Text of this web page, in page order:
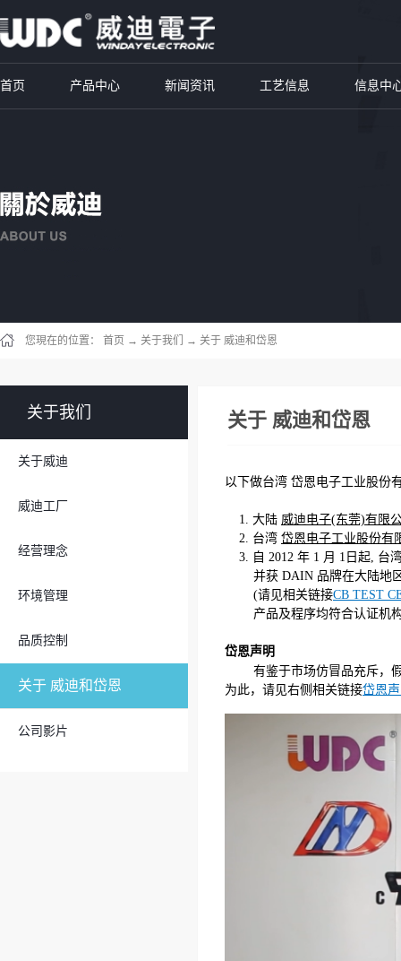
首页 产品中心 新闻资讯 工艺信息 信息中
您現在的位置： 首页 → 关于我们 → 关于 威迪和岱恩
关于我们
关于威迪
威迪工厂
经营理念
环境管理
品质控制
关于 威迪和岱恩
公司影片
关于 威迪和岱恩
以下做台湾 岱恩电子工业股份
1. 大陆 威迪电子(东莞)有限
2. 台湾 岱恩电子工业股份有
3. 自 2012 年 1 月 1日起, 台
并获 DAIN 品牌在大陆地区
(请见相关链接CB TEST
产品及程序均符合认证机构
岱恩声明
有鉴于市场仿冒品充斥，
为此，请见右侧相关链接岱恩